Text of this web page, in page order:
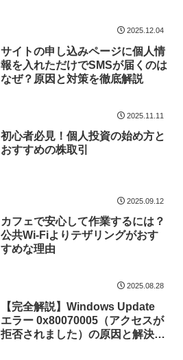
2025.12.04
サイトの申し込みページに個人情
報を入れただけでSMSが届くのは
なぜ？原因と対策を徹底解説
2025.11.11
初心者必見！個人投資の始め方と
おすすめの株取引
2025.09.12
カフェで安心して作業するには？
公共Wi-Fiよりテザリングがおす
すめな理由
2025.08.28
【完全解説】Windows Update
エラー 0x80070005（アクセスが
拒否されました）の原因と解決方